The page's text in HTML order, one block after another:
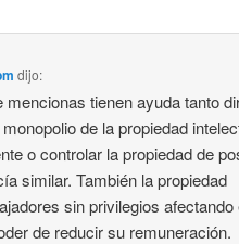
dijo:
tienen ayuda tanto
de la propiedad
o controlar la propiedad de
similar. También la propiedad
sin privilegios afectando
de reducir su remuneración.